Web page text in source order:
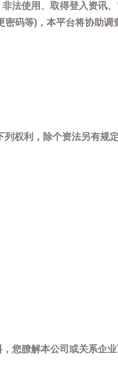
法使用、取得登入资讯
码等)，本平台将协助
权利，除个资法另有规
您膫解本公司或关系企